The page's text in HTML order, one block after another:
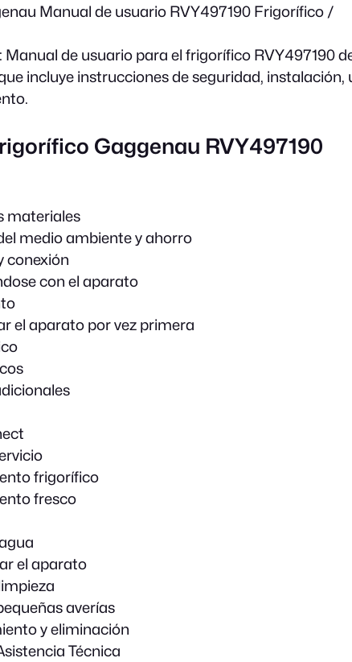
Manual de usuario RVY497190 Frigorífico /
Manual de usuario para el frigorífico RVY497190
incluye instrucciones de seguridad, instalación,
Gaggenau RVY497190
materiales
medio ambiente y ahorro
conexión
con el aparato
el aparato por vez primera
frigorífico
fresco
el aparato
averías
y eliminación
Técnica